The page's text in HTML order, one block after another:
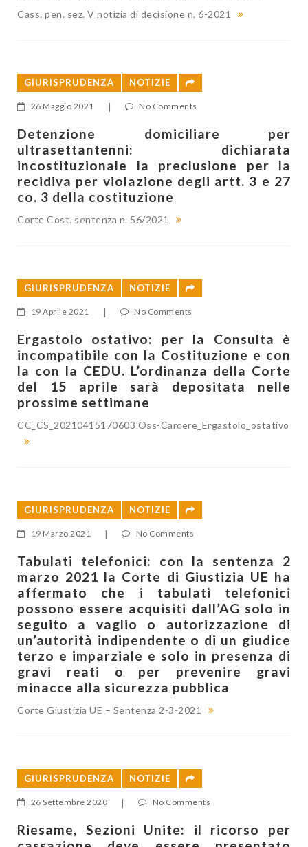
Cass. pen. sez. V notizia di decisione n. 6-2021
GIURISPRUDENZA NOTIZIE
26 Maggio 2021 | No Comments
Detenzione domiciliare per
ultrasettantenni: dichiarata
incostituzionale la preclusione per la
recidiva per violazione degli artt. 3 e 27
co. 3 della costituzione
Corte Cost. sentenza n. 56/2021
GIURISPRUDENZA NOTIZIE
19 Aprile 2021 | No Comments
Ergastolo ostativo: per la Consulta è
incompatibile con la Costituzione e con
la con la CEDU. L’ordinanza della Corte
del 15 aprile sarà depositata nelle
prossime settimane
CC_CS_20210415170603 Oss-Carcere_Ergastolo_ostativo
GIURISPRUDENZA NOTIZIE
19 Marzo 2021 | No Comments
Tabulati telefonici: con la sentenza 2
marzo 2021 la Corte di Giustizia UE ha
affermato che i tabulati telefonici
possono essere acquisiti dall’AG solo in
seguito a vaglio o autorizzazione di
un’autorità indipendente o di un giudice
terzo e imparziale e solo in presenza di
gravi reati o per prevenire gravi
minacce alla sicurezza pubblica
Corte Giustizia UE – Sentenza 2-3-2021
GIURISPRUDENZA NOTIZIE
26 Settembre 2020 | No Comments
Riesame, Sezioni Unite: il ricorso per